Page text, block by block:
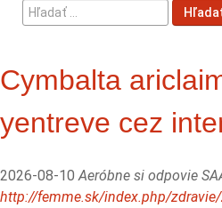
Hľadať
...
Cymbalta
yentreve cez
2026-08-10 Aeróbne si odpovie
http://femme.sk/index.php/